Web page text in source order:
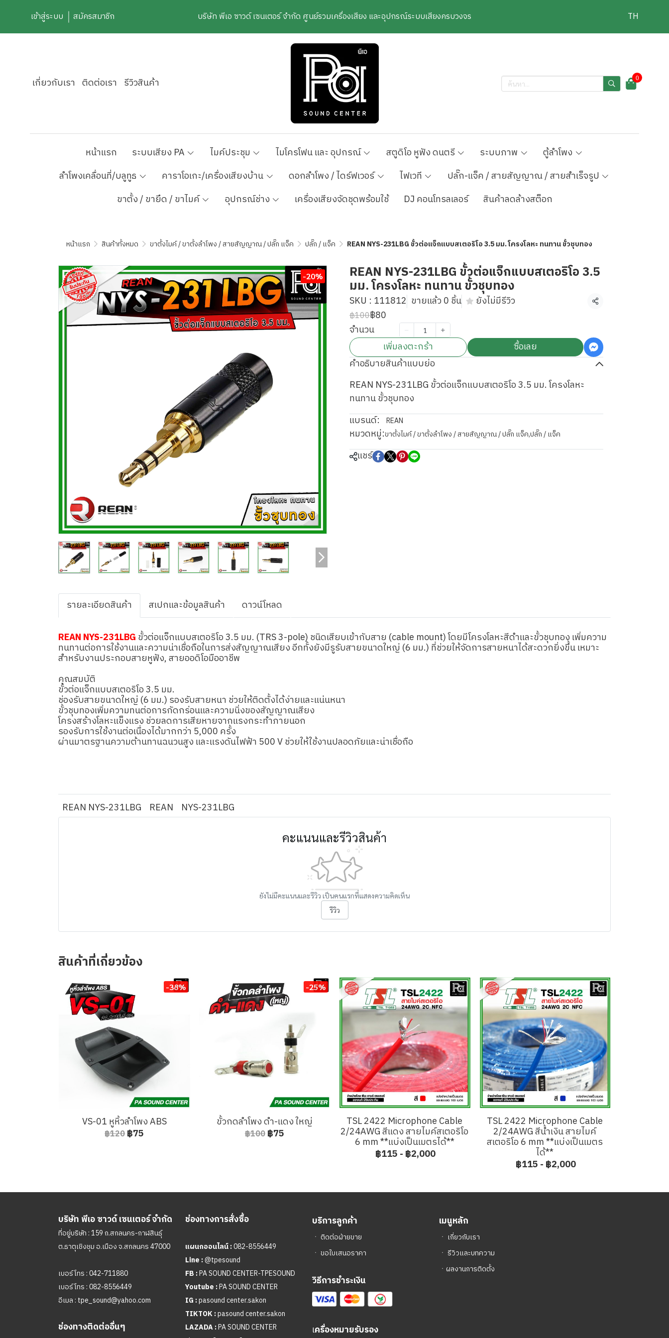
เข้าสู่ระบบ สมัครสมาชิก บริษัท พีเอ ซาวด์ เซนเตอร์ จำกัด ศูนย์รวมเครื่องเสียง และอุปกรณ์ระบบเสียงครบวงจร TH
เกี่ยวกับเรา ติดต่อเรา รีวิวสินค้า 0
หน้าแรก ระบบเสียง PA ไมค์ประชุม ไมโครโฟน และ อุปกรณ์ สตูดิโอ หูฟัง ดนตรี ระบบภาพ
ตู้ลำโพง
ลำโพงเคลื่อนที่/บลูทูธ
คาราโอเกะ/เครื่องเสียงบ้าน ดอกลำโพง / ไดร์ฟเวอร์ ไฟเวที
ปลั๊ก-แจ็ค / สายสัญญาณ / สายสำเร็จรูป
ขาตั้ง / ขายึด / ขาไมค์
อุปกรณ์ช่าง เครื่องเสียงจัดชุดพร้อมใช้ DJ คอนโทรลเลอร์ สินค้าลดล้างสต็อก
หน้าแรก สินค้าทั้งหมด ขาตั้งไมค์ / ขาตั้งลำโพง / สายสัญญาณ / ปลั๊ก แจ็ค ปลั๊ก / แจ็ค REAN NYS-231LBG ขั้วต่อแจ็กแบบสเตอริโอ 3.5 มม. โครงโลหะ ทนทาน ขั้วชุบทอง
-20% REAN NYS-231LBG ขั้วต่อแจ็กแบบสเตอริโอ 3.5
มม. โครงโลหะ ทนทาน ขั้วชุบทอง
SKU : 111812 ขายแล้ว 0 ชิ้น ยังไม่มีรีวิว แชร์
฿100฿80
จำนวน
เพิ่มลงตะกร้า
ซื้อเลย
คำอธิบายสินค้าแบบย่อ
REAN NYS-231LBG ขั้วต่อแจ็กแบบสเตอริโอ 3.5 มม. โครงโลหะ
ทนทาน ขั้วชุบทอง
แบรนด์:
REAN
หมวดหมู่:ขาตั้งไมค์ / ขาตั้งลำโพง / สายสัญญาณ / ปลั๊ก แจ็ค,ปลั๊ก / แจ็ค
แชร์
รายละเอียดสินค้า สเปกและข้อมูลสินค้า ดาวน์โหลด
REAN NYS-231LBG ขั้วต่อแจ็กแบบสเตอริโอ 3.5 มม. (TRS 3-pole) ชนิดเสียบเข้ากับสาย (cable mount) โดยมีโครงโลหะสีดำและขั้วชุบทอง เพิ่มความ
ทนทานต่อการใช้งานและความน่าเชื่อถือในการส่งสัญญาณเสียง อีกทั้งยังมีรูรับสายขนาดใหญ่ (6 มม.) ที่ช่วยให้จัดการสายหนาได้สะดวกยิ่งขึ้น เหมาะ
สำหรับงานประกอบสายหูฟัง, สายออดิโอมืออาชีพ
คุณสมบัติ
ขั้วต่อแจ็กแบบสเตอริโอ 3.5 มม.
ช่องรับสายขนาดใหญ่ (6 มม.) รองรับสายหนา ช่วยให้ติดตั้งได้ง่ายและแน่นหนา
ขั้วชุบทองเพิ่มความทนต่อการกัดกร่อนและความนิ่งของสัญญาณเสียง
โครงสร้างโลหะแข็งแรง ช่วยลดการเสียหายจากแรงกระทำภายนอก
รองรับการใช้งานต่อเนื่องได้มากกว่า 5,000 ครั้ง
ผ่านมาตรฐานความต้านทานฉนวนสูง และแรงดันไฟฟ้า 500 V ช่วยให้ใช้งานปลอดภัยและน่าเชื่อถือ
REAN NYS-231LBG REAN NYS-231LBG
คะแนนและรีวิวสินค้า
ยังไม่มีคะแนนและรีวิว เป็นคนแรกที่แสดงความคิดเห็น
รีวิว
สินค้าที่เกี่ยวข้อง
-38%
VS-01 หูหิ้วลำโพง ABS
฿120฿75
-25%
ขั้วกดลำโพง ดำ-แดง ใหญ่
฿100฿75
TSL 2422 Microphone Cable
2/24AWG สีแดง สายไมค์สเตอริโอ
6 mm **แบ่งเป็นเมตรได้**
฿115 - ฿2,000
TSL 2422 Microphone Cable
2/24AWG สีน้ำเงิน สายไมค์
สเตอริโอ 6 mm **แบ่งเป็นเมตร
ได้**
฿115 - ฿2,000
บริษัท พีเอ ซาวด์ เซนเตอร์ จำกัด
ที่อยู่บริษัท : 159 ถ.สกลนคร-กาฬสินธุ์
ต.ธาตุเชิงชุม อ.เมือง จ.สกลนคร 47000
เบอร์โทร :042-711880
เบอร์โทร :082-8556449
อีเมล : tpe_sound@yahoo.com
ช่องทางติดต่ออื่นๆ
ช่องทางการสั่งซื้อ
แผนกออนไลน์ :082-8556449
Line :@tpesound
FB :PA SOUND CENTER-TPESOUND
Youtube :PA SOUND CENTER
IG :pasound center.sakon
TIKTOK :pasound center.sakon
LAZADA :PA SOUND CENTER
บริการลูกค้า
ㆍ ติดต่อฝ่ายขาย
ㆍ ขอใบเสนอราคา
วิธีการชำระเงิน
เครื่องหมายรับรอง
เมนูหลัก
ㆍ เกี่ยวกับเรา
ㆍ รีวิวและบทความ
ㆍ ผลงานการติดตั้ง